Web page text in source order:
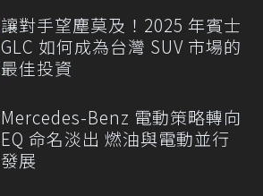
讓對手望塵莫及！2025 年賓士
GLC 如何成為台灣 SUV 市場的
最佳投資
Mercedes-Benz 電動策略轉向
EQ 命名淡出 燃油與電動並行
發展